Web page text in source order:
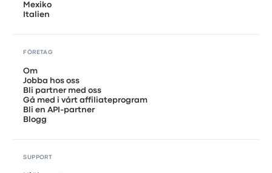
Mexiko
Italien
FÖRETAG
Om
Jobba hos oss
Bli partner med oss
Gå med i vårt affiliateprogram
Bli en API-partner
Blogg
SUPPORT